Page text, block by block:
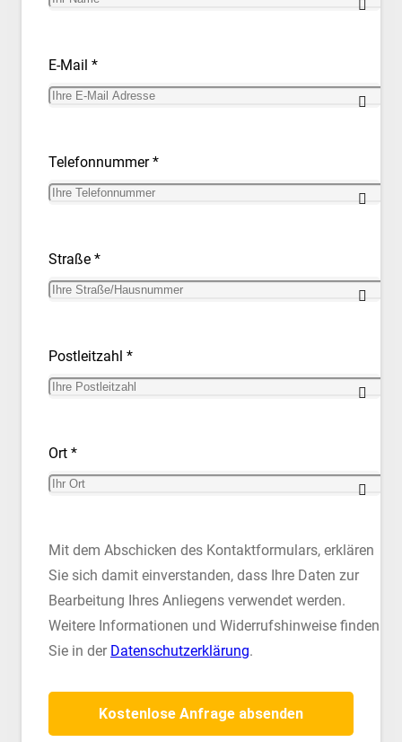
E-Mail *
Telefonnummer *
Straße *
Postleitzahl *
Ort *
Mit dem Abschicken des Kontaktformulars, erklären
Sie sich damit einverstanden, dass Ihre Daten zur
Bearbeitung Ihres Anliegens verwendet werden.
Weitere Informationen und Widerrufshinweise finden
Sie in der Datenschutzerklärung.